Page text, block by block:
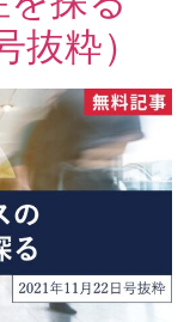
抜粋）